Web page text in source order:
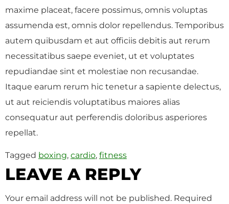
maxime placeat, facere possimus, omnis voluptas
assumenda est, omnis dolor repellendus. Temporibus
autem quibusdam et aut officiis debitis aut rerum
necessitatibus saepe eveniet, ut et voluptates
repudiandae sint et molestiae non recusandae.
Itaque earum rerum hic tenetur a sapiente delectus,
ut aut reiciendis voluptatibus maiores alias
consequatur aut perferendis doloribus asperiores
repellat.
Tagged boxing, cardio, fitness
LEAVE A REPLY
Your email address will not be published. Required